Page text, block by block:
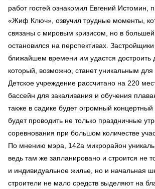
работ гостей ознакомил Евгений Истомин,
«Жиф Ключ», озвучил трудные моменты,
связаны с мировым кризисом, но в большей
остановился на перспективах.
ближайшем времени им удастся достроить
который, возможно, станет уникальным для
Детское учреждение рассчитано на 220
бассейн для закаливания и обучения
также в садике будет огромный
будет проводить не только праздничные
соревнования при большом количестве
По мнению мэра, 142а микрорайон
ведь там же запланировано и строится не
и индивидуальное жилье, но и начальная
строители не мало средств выделяют на